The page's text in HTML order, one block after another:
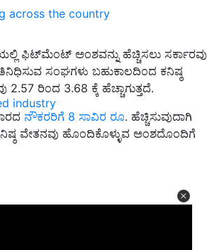
across the country
industry
ಫಿಟ್‌ಮೆಂಟ್ ಅಂಶವನ್ನು ಹೆಚ್ಚಿಸಲು ಸರ್ಕಾರವು
ಸಂಘಗಳು ಬಹುಕಾಲದಿಂದ ಕನಿಷ್ಠ
ರಿಂದ 3.68 ಕ್ಕೆ ಹೆಚ್ಚಾಗುತ್ತದೆ.
ನೌಕರರಿಗೆ 8 ಸಾವಿರ ರೂ. ಹೆಚ್ಚಿಸುವುದಾಗಿ
ವೇತನವು ಹೊಂದಿಕೊಳ್ಳುವ ಅಂಶದೊಂದಿಗೆ